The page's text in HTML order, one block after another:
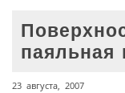
паяльная
23 августа, 2007